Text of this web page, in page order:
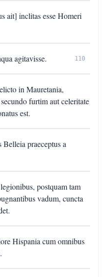
ait] inclitas esse Homeri
agitavisse. 110
in Mauretania,
furtim aut celeritate
est.
praeceptus a
postquam tam
vadum, cuncta
Hispania cum omnibus